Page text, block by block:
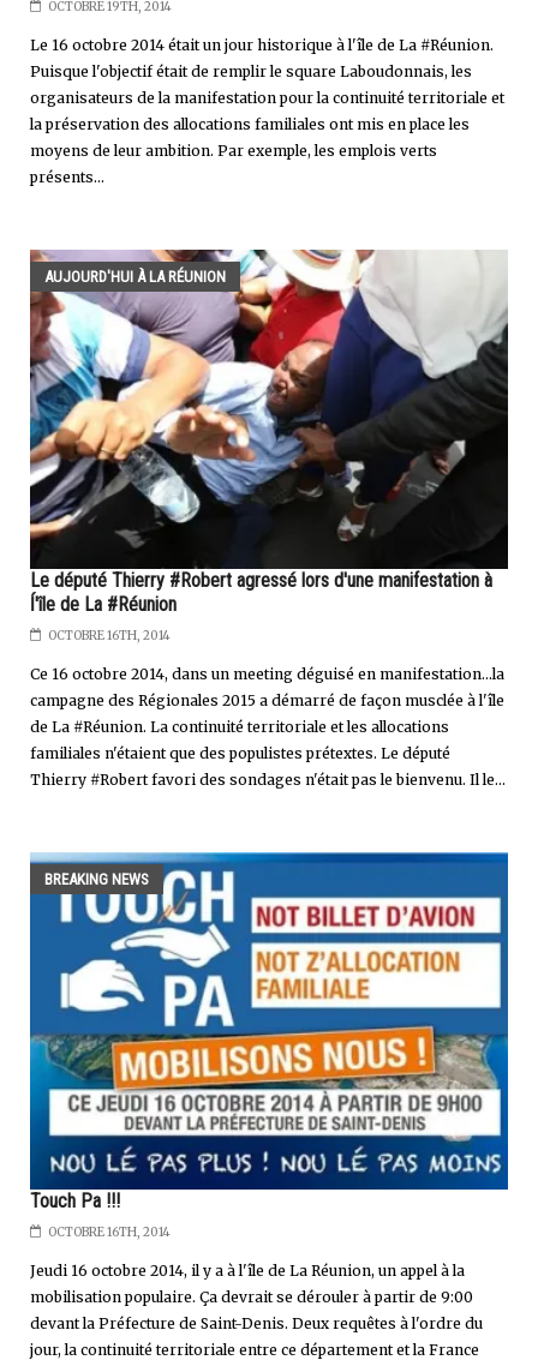
OCTOBRE 19TH, 2014
Le 16 octobre 2014 était un jour historique à l'île de La #Réunion.
Puisque l'objectif était de remplir le square Laboudonnais, les
organisateurs de la manifestation pour la continuité territoriale et
la préservation des allocations familiales ont mis en place les
moyens de leur ambition. Par exemple, les emplois verts
présents...
AUJOURD'HUI À LA RÉUNION
Le député Thierry #Robert agressé lors d'une manifestation à
ĺ'île de La #Réunion
OCTOBRE 16TH, 2014
Ce 16 octobre 2014, dans un meeting déguisé en manifestation...la
campagne des Régionales 2015 a démarré de façon musclée à l'île
de La #Réunion. La continuité territoriale et les allocations
familiales n'étaient que des populistes prétextes. Le député
Thierry #Robert favori des sondages n'était pas le bienvenu. Il le...
BREAKING NEWS
Touch Pa !!!
OCTOBRE 16TH, 2014
Jeudi 16 octobre 2014, il y a à l'île de La Réunion, un appel à la
mobilisation populaire. Ça devrait se dérouler à partir de 9:00
devant la Préfecture de Saint-Denis. Deux requêtes à l'ordre du
jour, la continuité territoriale entre ce département et la France